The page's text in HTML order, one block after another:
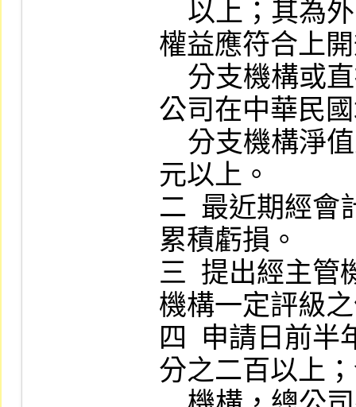
權益應符合上
公司在中華民
元以上。
二  最近期經會
累積虧損。
三  提出經主管
機構一定評級
四  申請日前半
分之二百以上